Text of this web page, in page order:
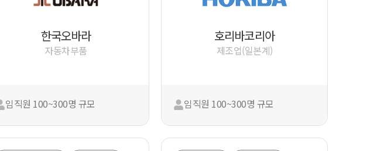
한국오바라
자동차부품
임직원 100~300명 규모
호리바코리아
제조업(일본계)
임직원 100~300명 규모